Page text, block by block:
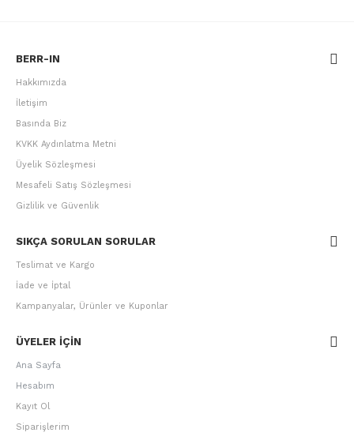
BERR-IN
Hakkımızda
İletişim
Basında Biz
KVKK Aydınlatma Metni
Üyelik Sözleşmesi
Mesafeli Satış Sözleşmesi
Gizlilik ve Güvenlik
SIKÇA SORULAN SORULAR
Teslimat ve Kargo
İade ve İptal
Kampanyalar, Ürünler ve Kuponlar
ÜYELER IÇIN
Ana Sayfa
Hesabım
Kayıt Ol
Siparişlerim